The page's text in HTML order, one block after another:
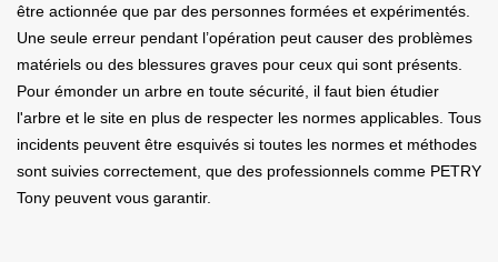
être actionnée que par des personnes formées et expérimentés.
Une seule erreur pendant l’opération peut causer des problèmes
matériels ou des blessures graves pour ceux qui sont présents.
Pour émonder un arbre en toute sécurité, il faut bien étudier
l'arbre et le site en plus de respecter les normes applicables. Tous
incidents peuvent être esquivés si toutes les normes et méthodes
sont suivies correctement, que des professionnels comme PETRY
Tony peuvent vous garantir.